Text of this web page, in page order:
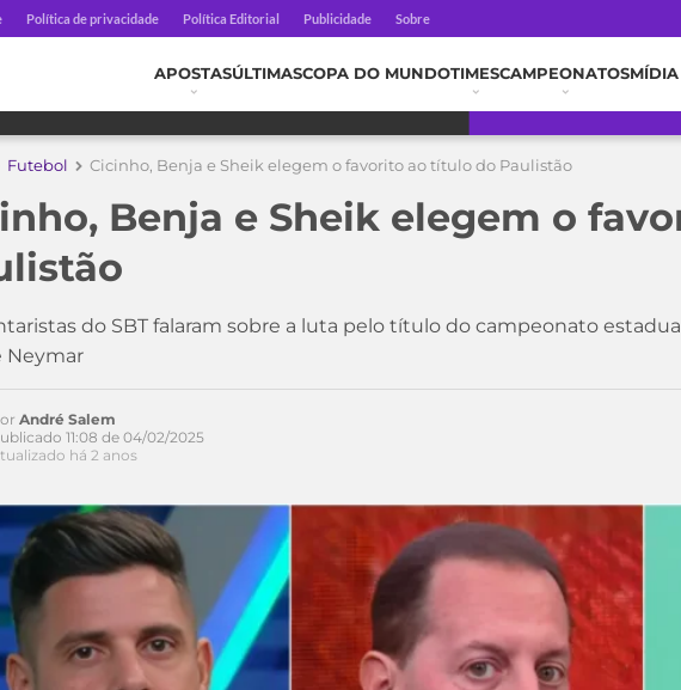
Política de privacidade Política Editorial Publicidade Sobre
APOSTASÚLTIMASCOPA DO MUNDOTIMESCAMPEONATOS
Futebol Cicinho, Benja e Sheik elegem o favorito ao título do Paulistão
Benja e Sheik elegem o
do SBT falaram sobre a luta pelo título do campeonato
Neymar
André Salem
11:08 de 04/02/2025
há 2 anos